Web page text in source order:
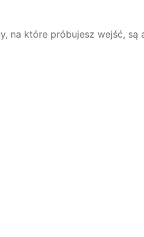
na które próbujesz wejść,